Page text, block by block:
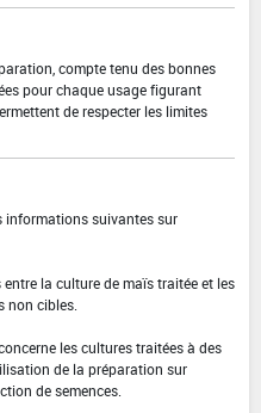
compte tenu des bonnes
pour chaque usage figurant
de respecter les limites
informations suivantes sur
la culture de maïs traitée et les
non cibles.
les cultures traitées à des
de la préparation sur
de semences.